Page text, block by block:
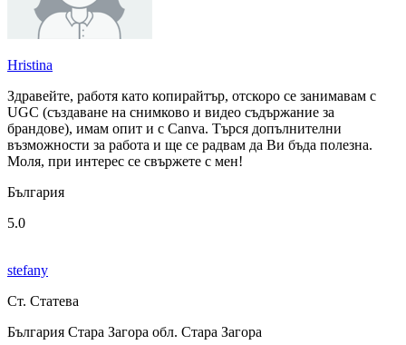
Hristina
Здравейте, работя като копирайтър, отскоро се занимавам с
UGC (създаване на снимково и видео съдържание за
брандове), имам опит и с Canva. Търся допълнителни
възможности за работа и ще се радвам да Ви бъда полезна.
Моля, при интерес се свържете с мен!
България
5.0
stefany
Ст. Статева
България Стара Загора обл. Стара Загора